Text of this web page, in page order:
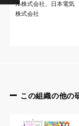
ル株式会社、日本電気
株式会社
この組織の他の